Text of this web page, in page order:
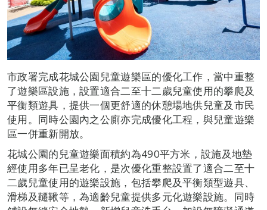
市政署完成花城公園兒童遊樂區的優化工作，當中重整
了遊樂區設施，設置適合二至十二歲兒童使用的攀爬及
平衡類遊具，提供一個更舒適的休憩場地供兒童及市民
使用。同時公園內之公廁亦完成優化工程，與兒童遊樂
區一併重新開放。
花城公園的兒童遊樂面積約為490平方米，設施及地墊
經使用多年已呈老化，是次優化重整設置了適合二至十
二歲兒童使用的遊樂設施，包括攀爬及平衡類型遊具、
滑梯及韆鞦等，為適齡兒童提供多元化遊樂設施。同時